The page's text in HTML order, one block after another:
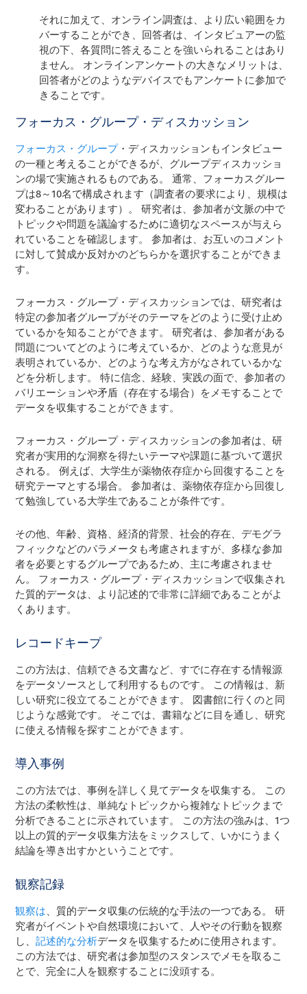
それに加えて、オンライン調査は、より広い範囲をカ
バーすることができ、回答者は、インタビュアーの監
視の下、各質問に答えることを強いられることはあり
ません。 オンラインアンケートの大きなメリットは、
回答者がどのようなデバイスでもアンケートに参加で
きることです。
フォーカス・グループ・ディスカッション
フォーカス・グループ・ディスカッションもインタビュー
の一種と考えることができるが、グループディスカッショ
ンの場で実施されるものである。 通常、フォーカスグルー
プは8～10名で構成されます（調査者の要求により、規模は
変わることがあります）。 研究者は、参加者が文脈の中で
トピックや問題を議論するために適切なスペースが与えら
れていることを確認します。 参加者は、お互いのコメント
に対して賛成か反対かのどちらかを選択することができま
す。
フォーカス・グループ・ディスカッションでは、研究者は
特定の参加者グループがそのテーマをどのように受け止め
ているかを知ることができます。 研究者は、参加者がある
問題についてどのように考えているか、どのような意見が
表明されているか、どのような考え方がなされているかな
どを分析します。 特に信念、経験、実践の面で、参加者の
バリエーションや矛盾（存在する場合）をメモすることで
データを収集することができます。
フォーカス・グループ・ディスカッションの参加者は、研
究者が実用的な洞察を得たいテーマや課題に基づいて選択
される。 例えば、大学生が薬物依存症から回復することを
研究テーマとする場合。 参加者は、薬物依存症から回復し
て勉強している大学生であることが条件です。
その他、年齢、資格、経済的背景、社会的存在、デモグラ
フィックなどのパラメータも考慮されますが、多様な参加
者を必要とするグループであるため、主に考慮されませ
ん。 フォーカス・グループ・ディスカッションで収集され
た質的データは、より記述的で非常に詳細であることがよ
くあります。
レコードキープ
この方法は、信頼できる文書など、すでに存在する情報源
をデータソースとして利用するものです。 この情報は、新
しい研究に役立てることができます。 図書館に行くのと同
じような感覚です。 そこでは、書籍などに目を通し、研究
に使える情報を探すことができます。
導入事例
この方法では、事例を詳しく見てデータを収集する。 この
方法の柔軟性は、単純なトピックから複雑なトピックまで
分析できることに示されています。 この方法の強みは、1つ
以上の質的データ収集方法をミックスして、いかにうまく
結論を導き出すかということです。
観察記録
観察は、質的データ収集の伝統的な手法の一つである。 研
究者がイベントや自然環境において、人やその行動を観察
し、記述的な分析データを収集するために使用されます。
この方法では、研究者は参加型のスタンスでメモを取るこ
とで、完全に人を観察することに没頭する。